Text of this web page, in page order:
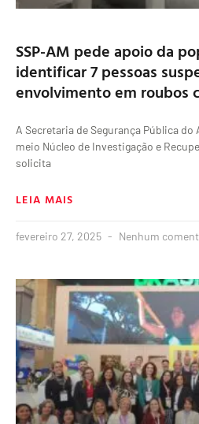
SSP-AM pede apoio da
identificar 7 pessoas
envolvimento em roubos
A Secretaria de Segurança Pública do
meio Núcleo de Investigação e
solicita
LEIA MAIS
fevereiro 27, 2025 Nenhum